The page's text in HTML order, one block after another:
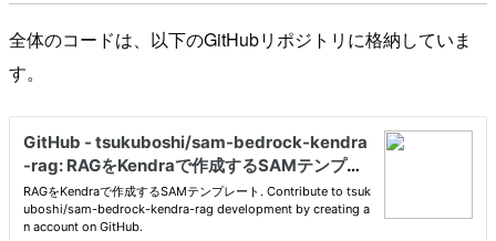
全体のコードは、以下のGitHubリポジトリに格納していま
す。